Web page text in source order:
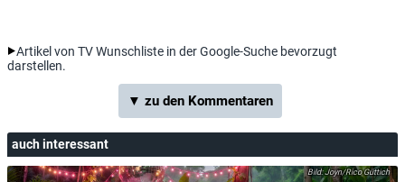
Artikel von TV Wunschliste in der Google-Suche bevorzugt
darstellen.
▼ zu den Kommentaren
auch interessant
Joyn/Rico Güttich